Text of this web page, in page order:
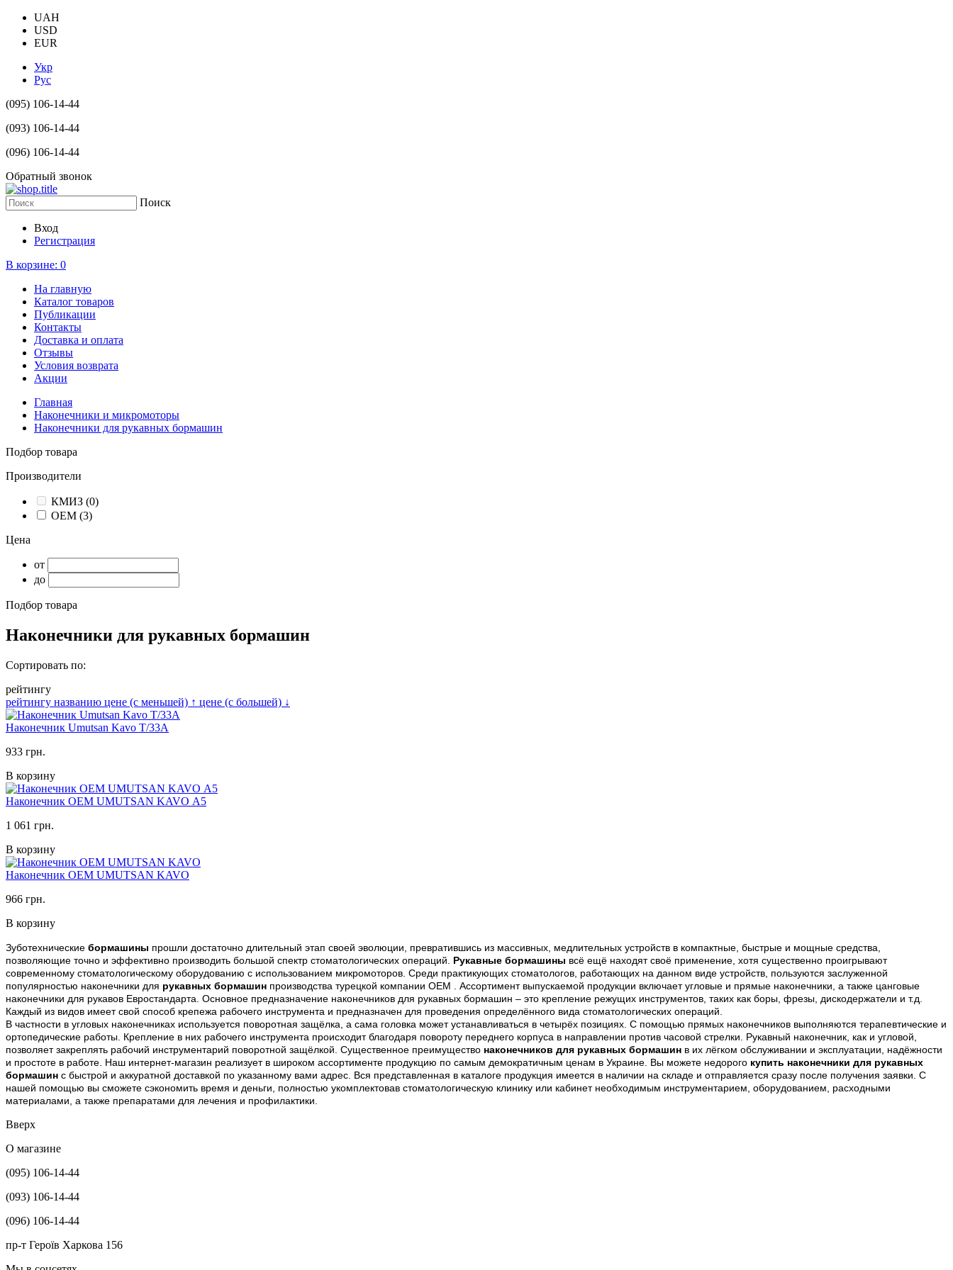
UAH
USD
EUR
Укр
Рус
(095) 106-14-44
(093) 106-14-44
(096) 106-14-44
Обратный звонок
Поиск
Вход
Регистрация
В корзине: 0
На главную
Каталог товаров
Публикации
Контакты
Доставка и оплата
Отзывы
Условия возврата
Акции
Главная
Наконечники и микромоторы
Наконечники для рукавных бормашин
Подбор товара
Производители
КМИЗ (0)
ОЕМ (3)
Цена
от
до
Подбор товара
Наконечники для рукавных бормашин
Сортировать по:
рейтингу
рейтингу названию цене (с меньшей) ↑ цене (с большей) ↓
Наконечник Umutsan Kavo Т/33А
933 грн.
В корзину
Наконечник ОЕМ UMUTSAN KAVO А5
1 061 грн.
В корзину
Наконечник ОЕМ UMUTSAN KAVO
966 грн.
В корзину
Зуботехнические бормашины прошли достаточно длительный этап своей эволюции, превратившись из массивных, медлительных устройств в компактные, быстрые и мощные средства,
позволяющие точно и эффективно производить большой спектр стоматологических операций. Рукавные бормашины всё ещё находят своё применение, хотя существенно проигрывают
современному стоматологическому оборудованию с использованием микромоторов. Среди практикующих стоматологов, работающих на данном виде устройств, пользуются заслуженной
популярностью наконечники для рукавных бормашин производства турецкой компании ОЕМ . Ассортимент выпускаемой продукции включает угловые и прямые наконечники, а также цанговые
наконечники для рукавов Евростандарта. Основное предназначение наконечников для рукавных бормашин – это крепление режущих инструментов, таких как боры, фрезы, дискодержатели и т.д.
Каждый из видов имеет свой способ крепежа рабочего инструмента и предназначен для проведения определённого вида стоматологических операций.
В частности в угловых наконечниках используется поворотная защёлка, а сама головка может устанавливаться в четырёх позициях. С помощью прямых наконечников выполняются терапевтические и
ортопедические работы. Крепление в них рабочего инструмента происходит благодаря повороту переднего корпуса в направлении против часовой стрелки. Рукавный наконечник, как и угловой,
позволяет закреплять рабочий инструментарий поворотной защёлкой. Существенное преимущество наконечников для рукавных бормашин в их лёгком обслуживании и эксплуатации, надёжности
и простоте в работе. Наш интернет-магазин реализует в широком ассортименте продукцию по самым демократичным ценам в Украине. Вы можете недорого купить наконечники для рукавных
бормашин с быстрой и аккуратной доставкой по указанному вами адрес. Вся представленная в каталоге продукция имеется в наличии на складе и отправляется сразу после получения заявки. С
нашей помощью вы сможете сэкономить время и деньги, полностью укомплектовав стоматологическую клинику или кабинет необходимым инструментарием, оборудованием, расходными
материалами, а также препаратами для лечения и профилактики.
Вверх
О магазине
(095) 106-14-44
(093) 106-14-44
(096) 106-14-44
пр-т Героїв Харкова 156